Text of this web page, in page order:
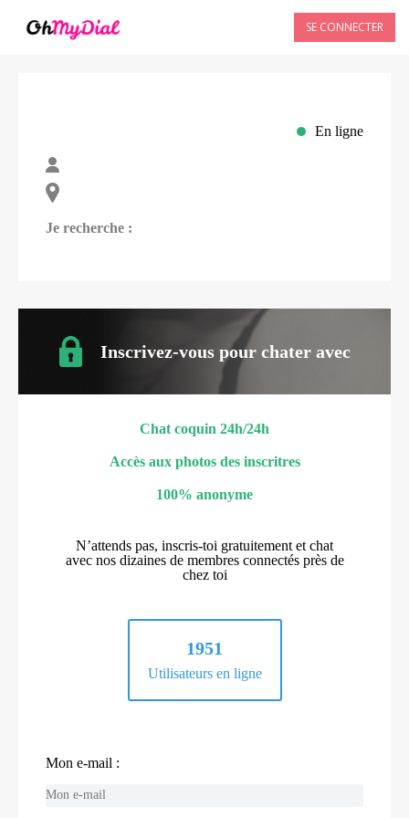
SE CONNECTER
En ligne
Je recherche :
Inscrivez-vous pour chater avec
Chat coquin 24h/24h
Accès aux photos des inscritres
100% anonyme
N’attends pas, inscris-toi gratuitement et chat
avec nos dizaines de membres connectés près de
chez toi
1951
Utilisateurs en ligne
Mon e-mail :